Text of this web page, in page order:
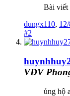
Bài viết
dungx110,
#2
VĐV
ủng hộ